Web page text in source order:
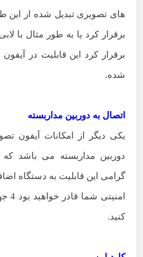
برقرار کرد یا به طور مثال با
شده.
اتصال به دوربین مداربسته
دوربین مداربسته می باشد
کنید.